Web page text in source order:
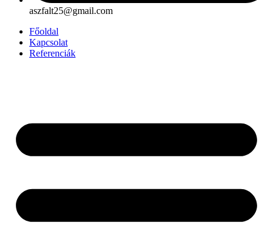
aszfalt25@gmail.com
Főoldal
Kapcsolat
Referenciák